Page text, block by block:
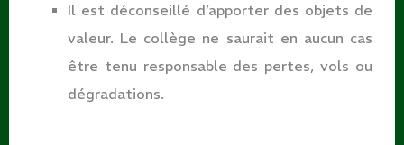
Il est déconseillé d’apporter des objets de
valeur. Le collège ne saurait en aucun cas
être tenu responsable des pertes, vols ou
dégradations.